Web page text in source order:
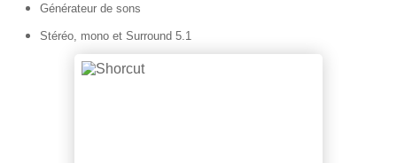
Générateur de sons
Stéréo, mono et Surround 5.1